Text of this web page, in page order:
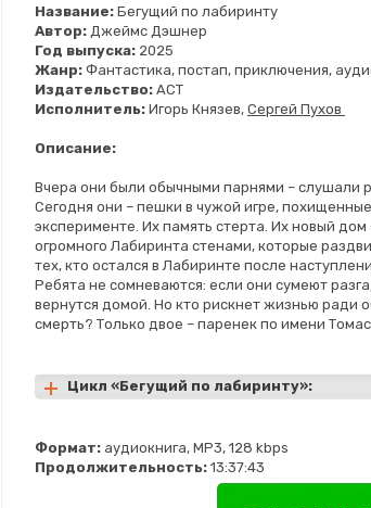
Название: Бегущий по лабиринту
Автор: Джеймс Дэшнер
Год выпуска: 2025
Жанр: Фантастика, постап, приключения,
Издательство: АСТ
Исполнитель: Игорь Князев, Сергей Пухов
Описание:
Вчера они были обычными парнями – слушали
Сегодня они – пешки в чужой игре,
эксперименте. Их память стерта. Их новый
огромного Лабиринта стенами, которые
тех, кто остался в Лабиринте после
Ребята не сомневаются: если они сумеют
вернутся домой. Но кто рискнет жизнью ради
смерть? Только двое – паренек по имени
Цикл «Бегущий по лабиринту»:
Формат: аудиокнига, MP3, 128 kbps
Продолжительность: 13:37:43